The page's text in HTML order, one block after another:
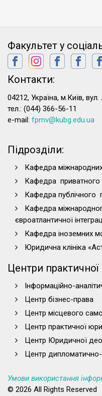
Факультет у
Контакти:
04212, Україна, м.Київ,
тел.: (044) 366-56-11
e-mail: fpmv@kubg.edu.ua
Підрозділи:
Кафедра
Кафедра приватного
Кафедра публічного
Кафедра
євроатлантичної
Кафедра іноземних
Юридична клініка
Центри практичної
Інформаційно-
Центр бізнес-права
Центр місцевого
Центр практичної
Центр Юридичної
Центр
Умови використання
© 2026 All Rights Reserved